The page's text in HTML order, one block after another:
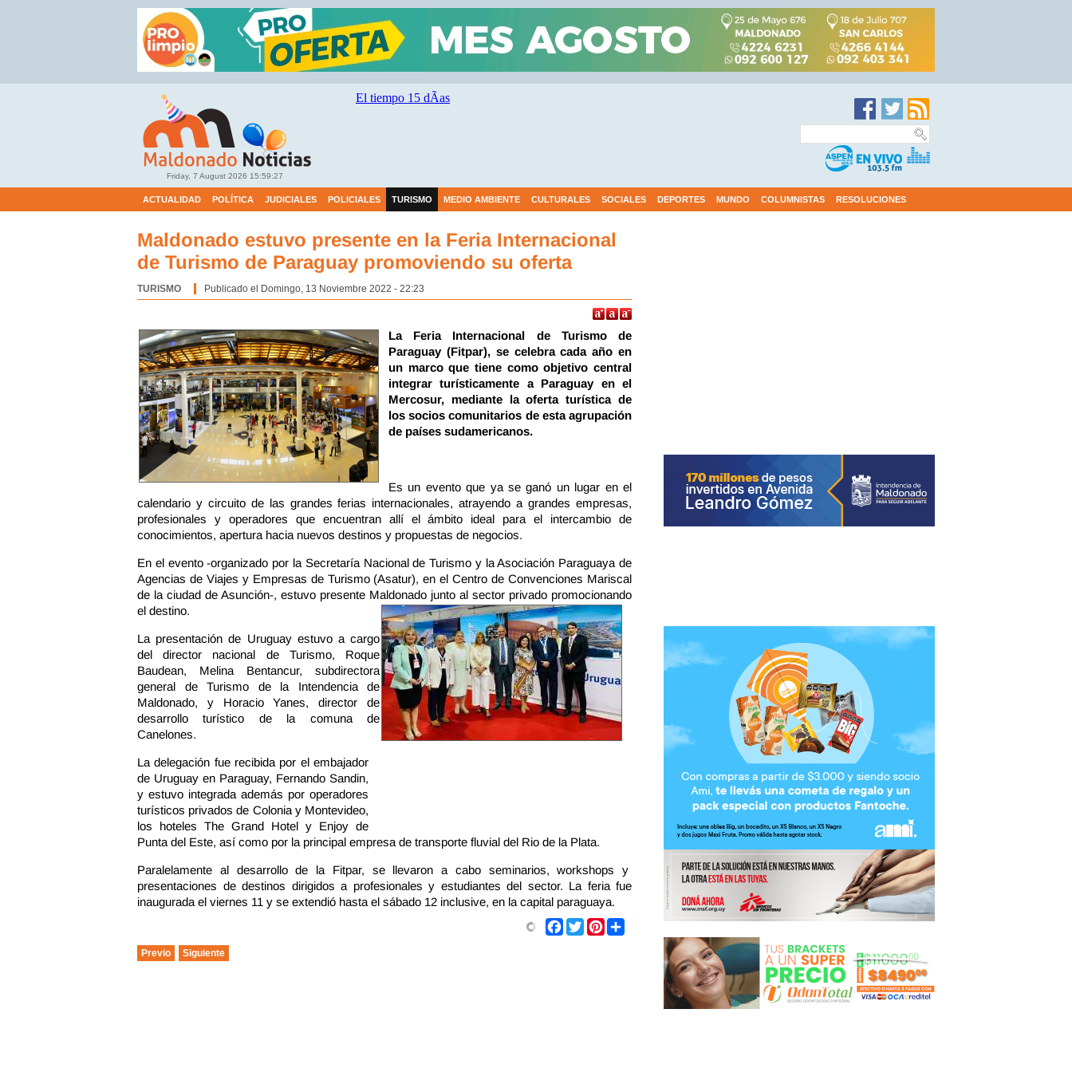
Friday, 7 August 2026 15:59:28
ACTUALIDAD POLÍTICA JUDICIALES POLICIALES TURISMO MEDIO AMBIENTE CULTURALES SOCIALES DEPORTES MUNDO COLUMNISTAS RESOLUCIONES
Maldonado estuvo presente en la Feria Internacional
de Turismo de Paraguay promoviendo su oferta
TURISMO Publicado el Domingo, 13 Noviembre 2022 - 22:23
La Feria Internacional de Turismo de
Paraguay (Fitpar), se celebra cada año en
un marco que tiene como objetivo central
integrar turísticamente a Paraguay en el
Mercosur, mediante la oferta turística de
los socios comunitarios de esta agrupación
de países sudamericanos.
Es un evento que ya se ganó un lugar en el
calendario y circuito de las grandes ferias internacionales, atrayendo a grandes empresas,
profesionales y operadores que encuentran allí el ámbito ideal para el intercambio de
conocimientos, apertura hacia nuevos destinos y propuestas de negocios.
En el evento -organizado por la Secretaría Nacional de Turismo y la Asociación Paraguaya de
Agencias de Viajes y Empresas de Turismo (Asatur), en el Centro de Convenciones Mariscal
de la ciudad de Asunción-, estuvo presente Maldonado junto al sector privado promocionando
el destino.
La presentación de Uruguay estuvo a cargo
del director nacional de Turismo, Roque
Baudean, Melina Bentancur, subdirectora
general de Turismo de la Intendencia de
Maldonado, y Horacio Yanes, director de
desarrollo turístico de la comuna de
Canelones.
La delegación fue recibida por el embajador
de Uruguay en Paraguay, Fernando Sandin,
y estuvo integrada además por operadores
turísticos privados de Colonia y Montevideo,
los hoteles The Grand Hotel y Enjoy de
Punta del Este, así como por la principal empresa de transporte fluvial del Rio de la Plata.
Paralelamente al desarrollo de la Fitpar, se llevaron a cabo seminarios, workshops y
presentaciones de destinos dirigidos a profesionales y estudiantes del sector. La feria fue
inaugurada el viernes 11 y se extendió hasta el sábado 12 inclusive, en la capital paraguaya.
Facebook
TwitterPinterest
Previo Siguiente